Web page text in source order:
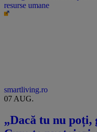
resurse umane
smartliving.ro
07 AUG.
„Dacă tu nu poți,